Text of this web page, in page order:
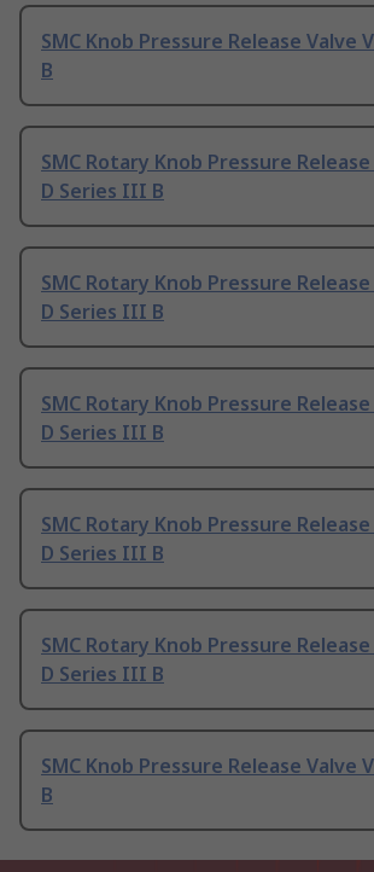
SMC Knob Pressure Release Valve
B
SMC Rotary Knob Pressure Release
D Series III B
SMC Rotary Knob Pressure Release
D Series III B
SMC Rotary Knob Pressure Release
D Series III B
SMC Rotary Knob Pressure Release
D Series III B
SMC Rotary Knob Pressure Release
D Series III B
SMC Knob Pressure Release Valve
B